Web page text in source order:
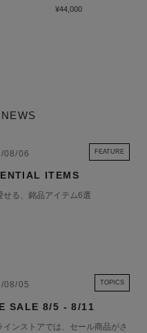
¥44,000
08/06 FEATURE
ITEMS
せる、銘品アイテム6選
08/05 TOPICS
TIME SALE 8/5 - 8/11
インストアでは、セール商品がさ